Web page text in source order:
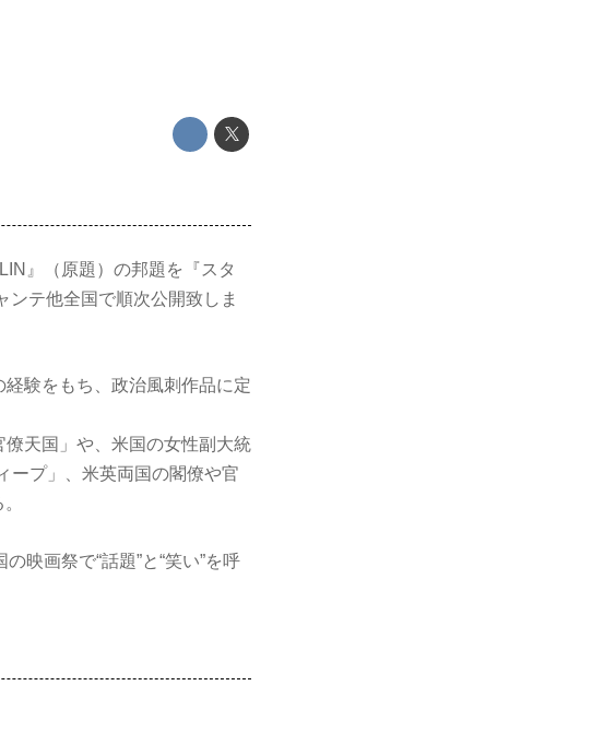
』（原題）の邦題を『スタ
ンテ他全国で順次公開致しま
験をもち、政治風刺作品に定
天国」や、米国の女性副大統
ープ」、米英両国の閣僚や官
映画祭で“話題”と“笑い”を呼